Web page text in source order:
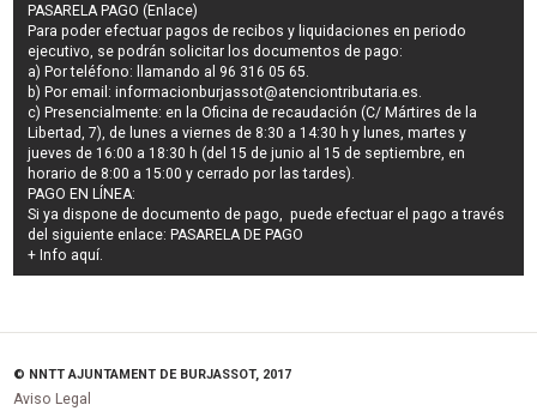
PASARELA PAGO (Enlace)
Para poder efectuar pagos derecibos y liquidaciones en periodo
ejecutivo, se podrán solicitar los documentos de pago:
a) Por teléfono: llamando al 96 316 05 65.
b) Por email:informacionburjassot@atenciontributaria.es.
c) Presencialmente: en la Oficina de recaudación (C/ Mártires de la
Libertad, 7), de lunes a viernes de 8:30 a 14:30 h y lunes, martes y
jueves de 16:00 a 18:30 h (del 15 de junio al 15 de septiembre, en
horario de 8:00 a 15:00 y cerrado por las tardes).
PAGO EN LÍNEA:
Si ya dispone de documento de pago, puede efectuar el pago a través
del siguiente enlace: PASARELA DE PAGO
+ Info aquí.
© NNTT AJUNTAMENT DE BURJASSOT, 2017
Aviso Legal